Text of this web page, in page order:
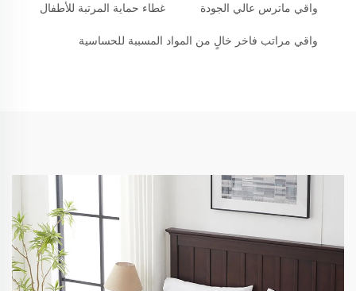
واقي ماترس عالي الجودة غطاء حماية المرتبة للأطفال
واقي مراتب فاخر خالٍ من المواد المسببة للحساسية